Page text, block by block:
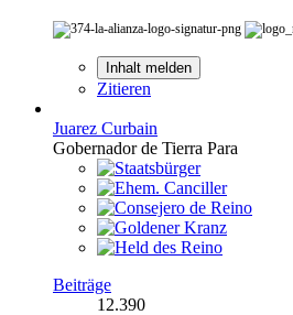
Inhalt melden
Zitieren
Juarez Curbain
Gobernador de Tierra Para
Beiträge
12.390